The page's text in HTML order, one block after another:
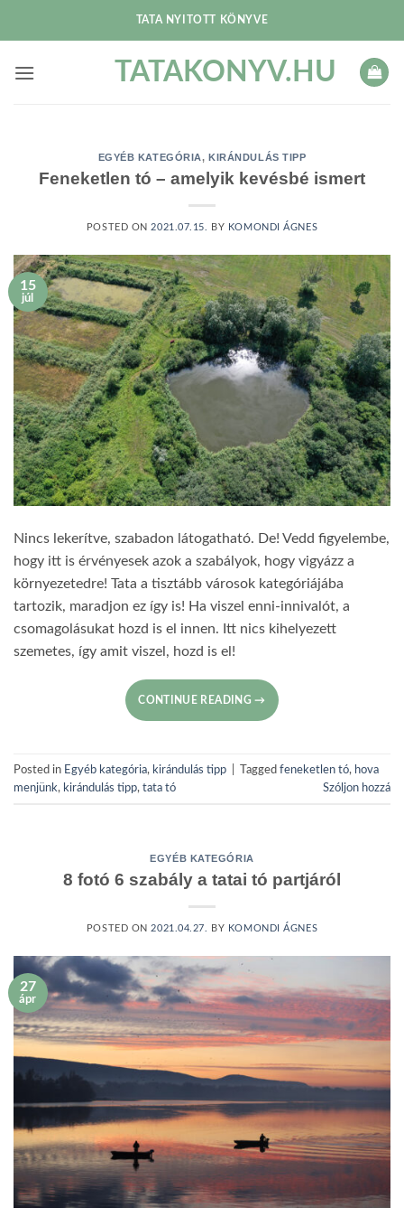
TATA NYITOTT KÖNYVE
TATAKONYV.HU
EGYÉB KATEGÓRIA,KIRÁNDULÁS TIPP
Feneketlen tó – amelyik kevésbé ismert
POSTED ON 2021.07.15. BY KOMONDI ÁGNES
15
júl
Nincs lekerítve, szabadon látogatható. De! Vedd figyelembe,
hogy itt is érvényesek azok a szabályok, hogy vigyázz a
környezetedre! Tata a tisztább városok kategóriájába
tartozik, maradjon ez így is! Ha viszel enni-innivalót, a
csomagolásukat hozd is el innen. Itt nics kihelyezett
szemetes, így amit viszel, hozd is el!
CONTINUE READING→
Posted in Egyéb kategória, kirándulás tipp Tagged feneketlen tó, hova
menjünk, kirándulás tipp, tata tó Szóljon hozzá
EGYÉB KATEGÓRIA
8 fotó 6 szabály a tatai tó partjáról
POSTED ON 2021.04.27. BY KOMONDI ÁGNES
27
ápr